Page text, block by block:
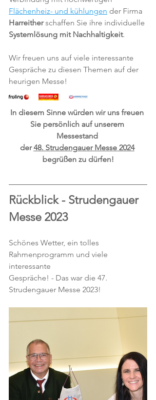
Flächenheiz- und kühlungen der Firma
Harreither schaffen Sie ihre individuelle
Systemlösung mit Nachhaltigkeit.
Wir freuen uns auf viele interessante
Gespräche zu diesen Themen auf der
heurigen Messe!
In diesem Sinne würden wir uns freuen
Sie persönlich auf unserem
Messestand
der 48. Strudengauer Messe 2024
begrüßen zu dürfen!
Rückblick - Strudengauer
Messe 2023
Schönes Wetter, ein tolles
Rahmenprogramm und viele
interessante
Gespräche! - Das war die 47.
Strudengauer Messe 2023!